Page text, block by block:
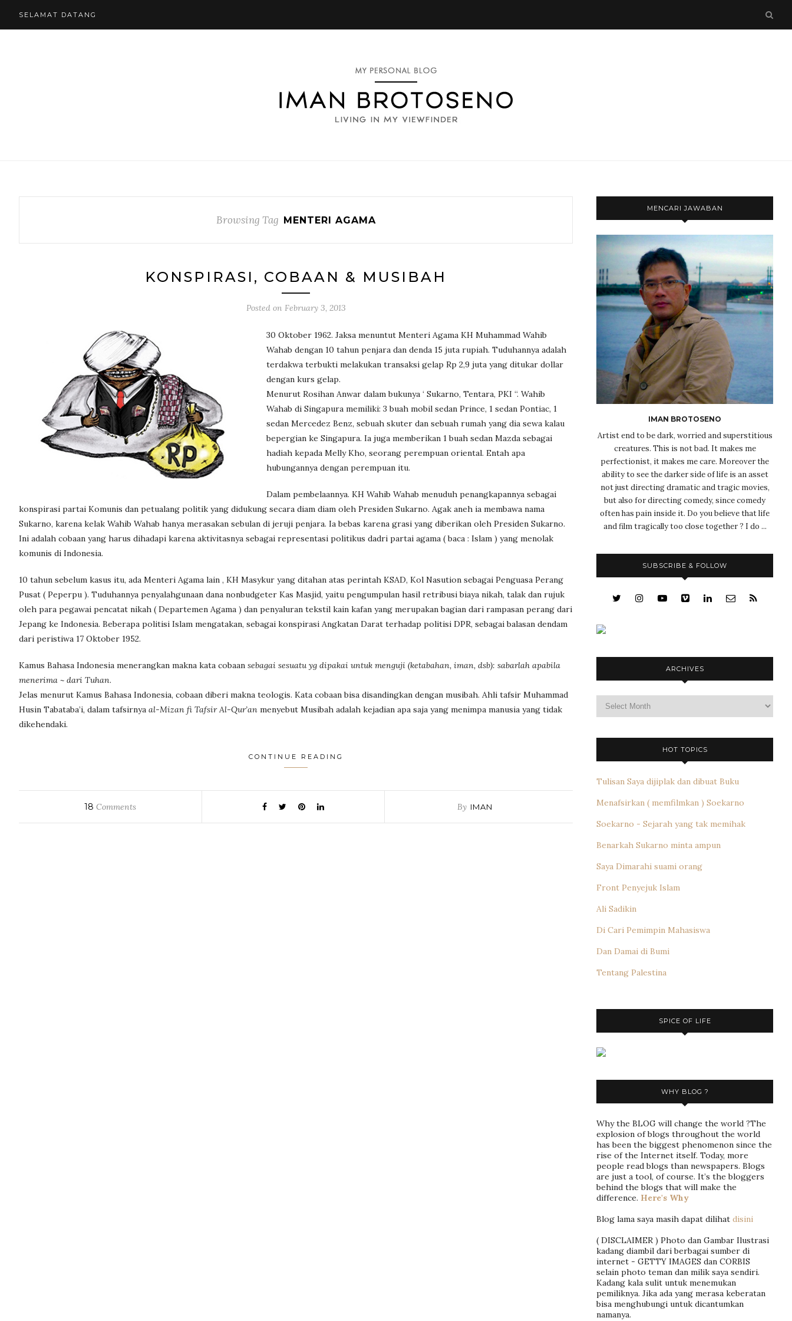
SELAMAT DATANG
Browsing Tag MENTERI AGAMA
KONSPIRASI, COBAAN & MUSIBAH
Posted on February 3, 2013
30 Oktober 1962. Jaksa menuntut Menteri Agama KH Muhammad Wahib
Wahab dengan 10 tahun penjara dan denda 15 juta rupiah. Tuduhannya adalah
terdakwa terbukti melakukan transaksi gelap Rp 2,9 juta yang ditukar dollar
dengan kurs gelap.
Menurut Rosihan Anwar dalam bukunya ‘ Sukarno, Tentara, PKI “. Wahib
Wahab di Singapura memiliki: 3 buah mobil sedan Prince, 1 sedan Pontiac, 1
sedan Mercedez Benz, sebuah skuter dan sebuah rumah yang dia sewa kalau
bepergian ke Singapura. Ia juga memberikan 1 buah sedan Mazda sebagai
hadiah kepada Melly Kho, seorang perempuan oriental. Entah apa
hubungannya dengan perempuan itu.
Dalam pembelaannya. KH Wahib Wahab menuduh penangkapannya sebagai
konspirasi partai Komunis dan petualang politik yang didukung secara diam diam oleh Presiden Sukarno. Agak aneh ia membawa nama
Sukarno, karena kelak Wahib Wahab hanya merasakan sebulan di jeruji penjara. Ia bebas karena grasi yang diberikan oleh Presiden Sukarno.
Ini adalah cobaan yang harus dihadapi karena aktivitasnya sebagai representasi politikus dadri partai agama ( baca : Islam ) yang menolak
komunis di Indonesia.
10 tahun sebelum kasus itu, ada Menteri Agama lain , KH Masykur yang ditahan atas perintah KSAD, Kol Nasution sebagai Penguasa Perang
Pusat ( Peperpu ). Tuduhannya penyalahgunaan dana nonbudgeter Kas Masjid, yaitu pengumpulan hasil retribusi biaya nikah, talak dan rujuk
oleh para pegawai pencatat nikah ( Departemen Agama ) dan penyaluran tekstil kain kafan yang merupakan bagian dari rampasan perang dari
Jepang ke Indonesia. Beberapa politisi Islam mengatakan, sebagai konspirasi Angkatan Darat terhadap politisi DPR, sebagai balasan dendam
dari peristiwa 17 Oktober 1952.
Kamus Bahasa Indonesia menerangkan makna kata cobaan sebagai sesuatu yg dipakai untuk menguji (ketabahan, iman, dsb): sabarlah apabila
menerima ~ dari Tuhan.
Jelas menurut Kamus Bahasa Indonesia, cobaan diberi makna teologis. Kata cobaan bisa disandingkan dengan musibah. Ahli tafsir Muhammad
Husin Tabataba’i, dalam tafsirnya al-Mizan fi Tafsir Al-Qur’an menyebut Musibah adalah kejadian apa saja yang menimpa manusia yang tidak
dikehendaki.
CONTINUE READING
18 Comments By IMAN
MENCARI JAWABAN
IMAN BROTOSENO
Artist end to be dark, worried and superstitious
creatures. This is not bad. It makes me
perfectionist, it makes me care. Moreover the
ability to see the darker side of life is an asset
not just directing dramatic and tragic movies,
but also for directing comedy, since comedy
often has pain inside it. Do you believe that life
and film tragically too close together ? I do ...
SUBSCRIBE & FOLLOW
ARCHIVES
HOT TOPICS
Tulisan Saya dijiplak dan dibuat Buku
Menafsirkan ( memfilmkan ) Soekarno
Soekarno - Sejarah yang tak memihak
Benarkah Sukarno minta ampun
Saya Dimarahi suami orang
Front Penyejuk Islam
Ali Sadikin
Di Cari Pemimpin Mahasiswa
Dan Damai di Bumi
Tentang Palestina
SPICE OF LIFE
WHY BLOG ?
Why the BLOG will change the world ?The
explosion of blogs throughout the world
has been the biggest phenomenon since the
rise of the Internet itself. Today, more
people read blogs than newspapers. Blogs
are just a tool, of course. It’s the bloggers
behind the blogs that will make the
difference. Here's Why
Blog lama saya masih dapat dilihat disini
( DISCLAIMER ) Photo dan Gambar Ilustrasi
kadang diambil dari berbagai sumber di
internet - GETTY IMAGES dan CORBIS
selain photo teman dan milik saya sendiri.
Kadang kala sulit untuk menemukan
pemiliknya. Jika ada yang merasa keberatan
bisa menghubungi untuk dicantumkan
namanya.